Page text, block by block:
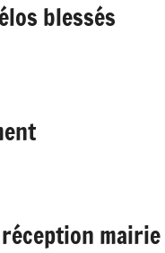
blessés